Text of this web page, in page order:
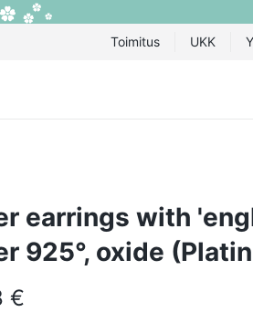
Toimitus UKK
earrings with
925°, oxide
€